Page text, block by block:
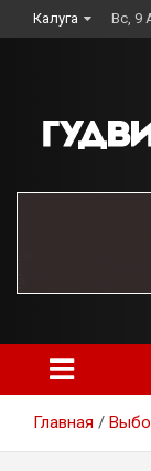
to
Калуга Вс, 9
Главная